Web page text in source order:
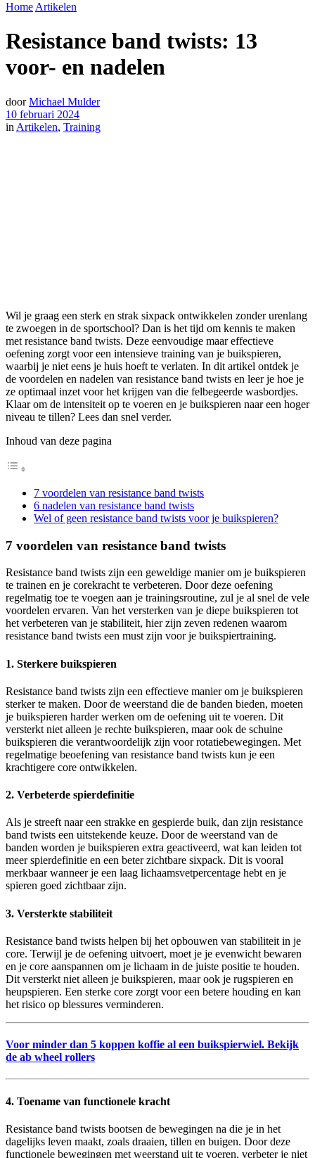
Home Artikelen
Resistance band twists: 13
voor- en nadelen
door Michael Mulder
10 februari 2024
in Artikelen, Training
Wil je graag een sterk en strak sixpack ontwikkelen zonder urenlang
te zwoegen in de sportschool? Dan is het tijd om kennis te maken
met resistance band twists. Deze eenvoudige maar effectieve
oefening zorgt voor een intensieve training van je buikspieren,
waarbij je niet eens je huis hoeft te verlaten. In dit artikel ontdek je
de voordelen en nadelen van resistance band twists en leer je hoe je
ze optimaal inzet voor het krijgen van die felbegeerde wasbordjes.
Klaar om de intensiteit op te voeren en je buikspieren naar een hoger
niveau te tillen? Lees dan snel verder.
Inhoud van deze pagina
7 voordelen van resistance band twists
6 nadelen van resistance band twists
Wel of geen resistance band twists voor je buikspieren?
7 voordelen van resistance band twists
Resistance band twists zijn een geweldige manier om je buikspieren
te trainen en je corekracht te verbeteren. Door deze oefening
regelmatig toe te voegen aan je trainingsroutine, zul je al snel de vele
voordelen ervaren. Van het versterken van je diepe buikspieren tot
het verbeteren van je stabiliteit, hier zijn zeven redenen waarom
resistance band twists een must zijn voor je buikspiertraining.
1. Sterkere buikspieren
Resistance band twists zijn een effectieve manier om je buikspieren
sterker te maken. Door de weerstand die de banden bieden, moeten
je buikspieren harder werken om de oefening uit te voeren. Dit
versterkt niet alleen je rechte buikspieren, maar ook de schuine
buikspieren die verantwoordelijk zijn voor rotatiebewegingen. Met
regelmatige beoefening van resistance band twists kun je een
krachtigere core ontwikkelen.
2. Verbeterde spierdefinitie
Als je streeft naar een strakke en gespierde buik, dan zijn resistance
band twists een uitstekende keuze. Door de weerstand van de
banden worden je buikspieren extra geactiveerd, wat kan leiden tot
meer spierdefinitie en een beter zichtbare sixpack. Dit is vooral
merkbaar wanneer je een laag lichaamsvetpercentage hebt en je
spieren goed zichtbaar zijn.
3. Versterkte stabiliteit
Resistance band twists helpen bij het opbouwen van stabiliteit in je
core. Terwijl je de oefening uitvoert, moet je je evenwicht bewaren
en je core aanspannen om je lichaam in de juiste positie te houden.
Dit versterkt niet alleen je buikspieren, maar ook je rugspieren en
heupspieren. Een sterke core zorgt voor een betere houding en kan
het risico op blessures verminderen.
Voor minder dan 5 koppen koffie al een buikspierwiel. Bekijk
de ab wheel rollers
4. Toename van functionele kracht
Resistance band twists bootsen de bewegingen na die je in het
dagelijks leven maakt, zoals draaien, tillen en buigen. Door deze
functionele bewegingen met weerstand uit te voeren, verbeter je niet